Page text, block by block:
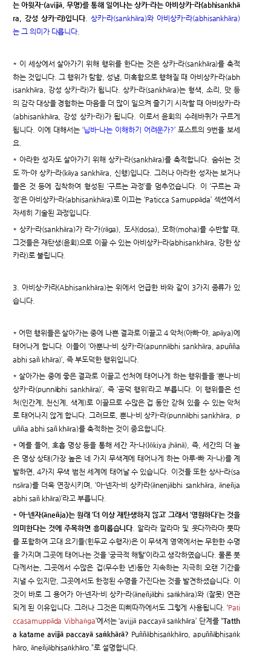
는 아윗자-(avijjā, 무명)를 통해 일어나는 상카-라는 아비상카-라(abhisankhā
ra, 강성 상카-라)입니다.상카-라(sankhāra)와 아비상카-라(abhisankhāra)
는 그 의미가 다릅니다
* 이 세상에서 살아가기 위해 행위를 한다는 것은 상카-라(sankhāra)를 축적
하는 것입니다. 그 행위가 탐함, 성냄, 미혹함으로 행해질 때 아비상카-라(abh
isankhāra, 강성 상카-라)가 됩니다. 상카-라(sankhāra)는 형색, 소리, 맛 등
의 감각 대상을 경험하는 마음을 더 많이 일으켜 즐기기 시작할 때 아비상카-라
(abhisankhāra, 강성 상카-라)가 됩니다. 이로서 윤회의 수레바퀴가 구르게
됩니다. 이에 대해서는 ‘닙바-나는 이해하기 어려운가?’ 포스트의 9번을 보세
요.
* 아라한 성자도 살아가기 위해 상카-라(sankhāra)를 축적합니다. 숨쉬는 것
도 까-야 상카-라(kāya sankhāra, 신행)입니다. 그러나 아라한 성자는 보거나
들은 것 등에 집착하여 형성된 ‘구르는 과정’을 멈추었습니다. 이 ‘구르는 과
정’은 아비상카-라(abhisankhāra)로 이끄는 ‘Paticca Samuppāda’ 섹션에서
자세히 기술된 과정입니다.
* 상카-라(sankhāra)가 라-가(rāga), 도사(dosa), 모하(moha)를 수반할 때,
그것들은 재탄생(윤회)으로 이끌 수 있는 아비상카-라(abhisankhāra, 강한 상
카라)로 불립니다.
3. 아비상-카라(Abhisankhāra)는 위에서 언급한 바와 같이 3가지 종류가 있
습니다.
* 어떤 행위들은 살아가는 중에 나쁜 결과로 이끌고 4 악처(아빠-야, apāya)에
태어나게 합니다. 이들이 ‘아뿐나-비 상카-라(apunnābhi sankhāra, apuñña
abhi sañ khāra)’, 즉 부도덕한 행위입니다.
* 살아가는 중에 좋은 결과로 이끌고 선처에 태어나게 하는 행위들을 ‘뿐나-비
상카-라(punnābhi sankhāra)’, 즉 ‘공덕 행위’라고 부릅니다. 이 행위들은 선
처(인간계, 천신계, 색계)로 이끌므로 수많은 겁 동안 갇혀 있을 수 있는 악처
로 태어나지 않게 합니다. 그러므로, 뿐나-비 상카-라(punnābhi sankhāra, p
uñña abhi sañ khāra)를 축적하는 것이 중요합니다.
* 예를 들어, 호흡 명상 등을 통해 세간 자-나(lōkiya jhānā), 즉, 세간의 더 높
은 명상 상태(가장 높은 네 가지 무색계에 태어나게 하는 아루-빠 자-나)를 계
발하면, 4가지 무색 범천 세계에 태어날 수 있습니다. 이것들 또한 상사-라(sa
nsāra)를 더욱 연장시키며, ‘아-넨자-비 상카라(ānenjābhi sankhāra, āneñja
abhi sañ khāra)’라고 부릅니다.
* 아-넨자(āneñja)는 원래 ‘더 이상 재탄생하지 않고’ 그래서 ‘영원하다’는 것을
의미한다는 것에 주목하면 흥미롭습니다. 알라라 깔라마 및 웃다까라마 뿟따
를 포함하여 고대 요기들(힌두교 수행자)은 이 무색계 영역에서는 무한한 수명
을 가지며 그곳에 태어나는 것을 ‘궁극적 해탈’이라고 생각하였습니다. 물론 붓
다께서는, 그곳에서 수많은 겁(무수한 년)동안 지속하는 지극히 오랜 기간을
지낼 수 있지만, 그곳에서도 한정된 수명을 가진다는 것을 발견하셨습니다. 이
것이 바로 그 용어가 아-넨자-비 상카-라(āneñjābhi saṅkhāra)와 (잘못) 연관
되게 된 이유입니다. 그러나 그것은 띠삐따까에서도 그렇게 사용됩니다. ‘Paṭi
ccasamuppāda Vibhaṅga’에서는 ‘avijjā paccayā saṅkhāra’ 단계를 “Tatth
a katame avijjā paccayā saṅkhārā? Puññābhisaṅkhāro, apuññābhisaṅk
hāro, āneñjābhisaṅkhāro.”로 설명합니다.